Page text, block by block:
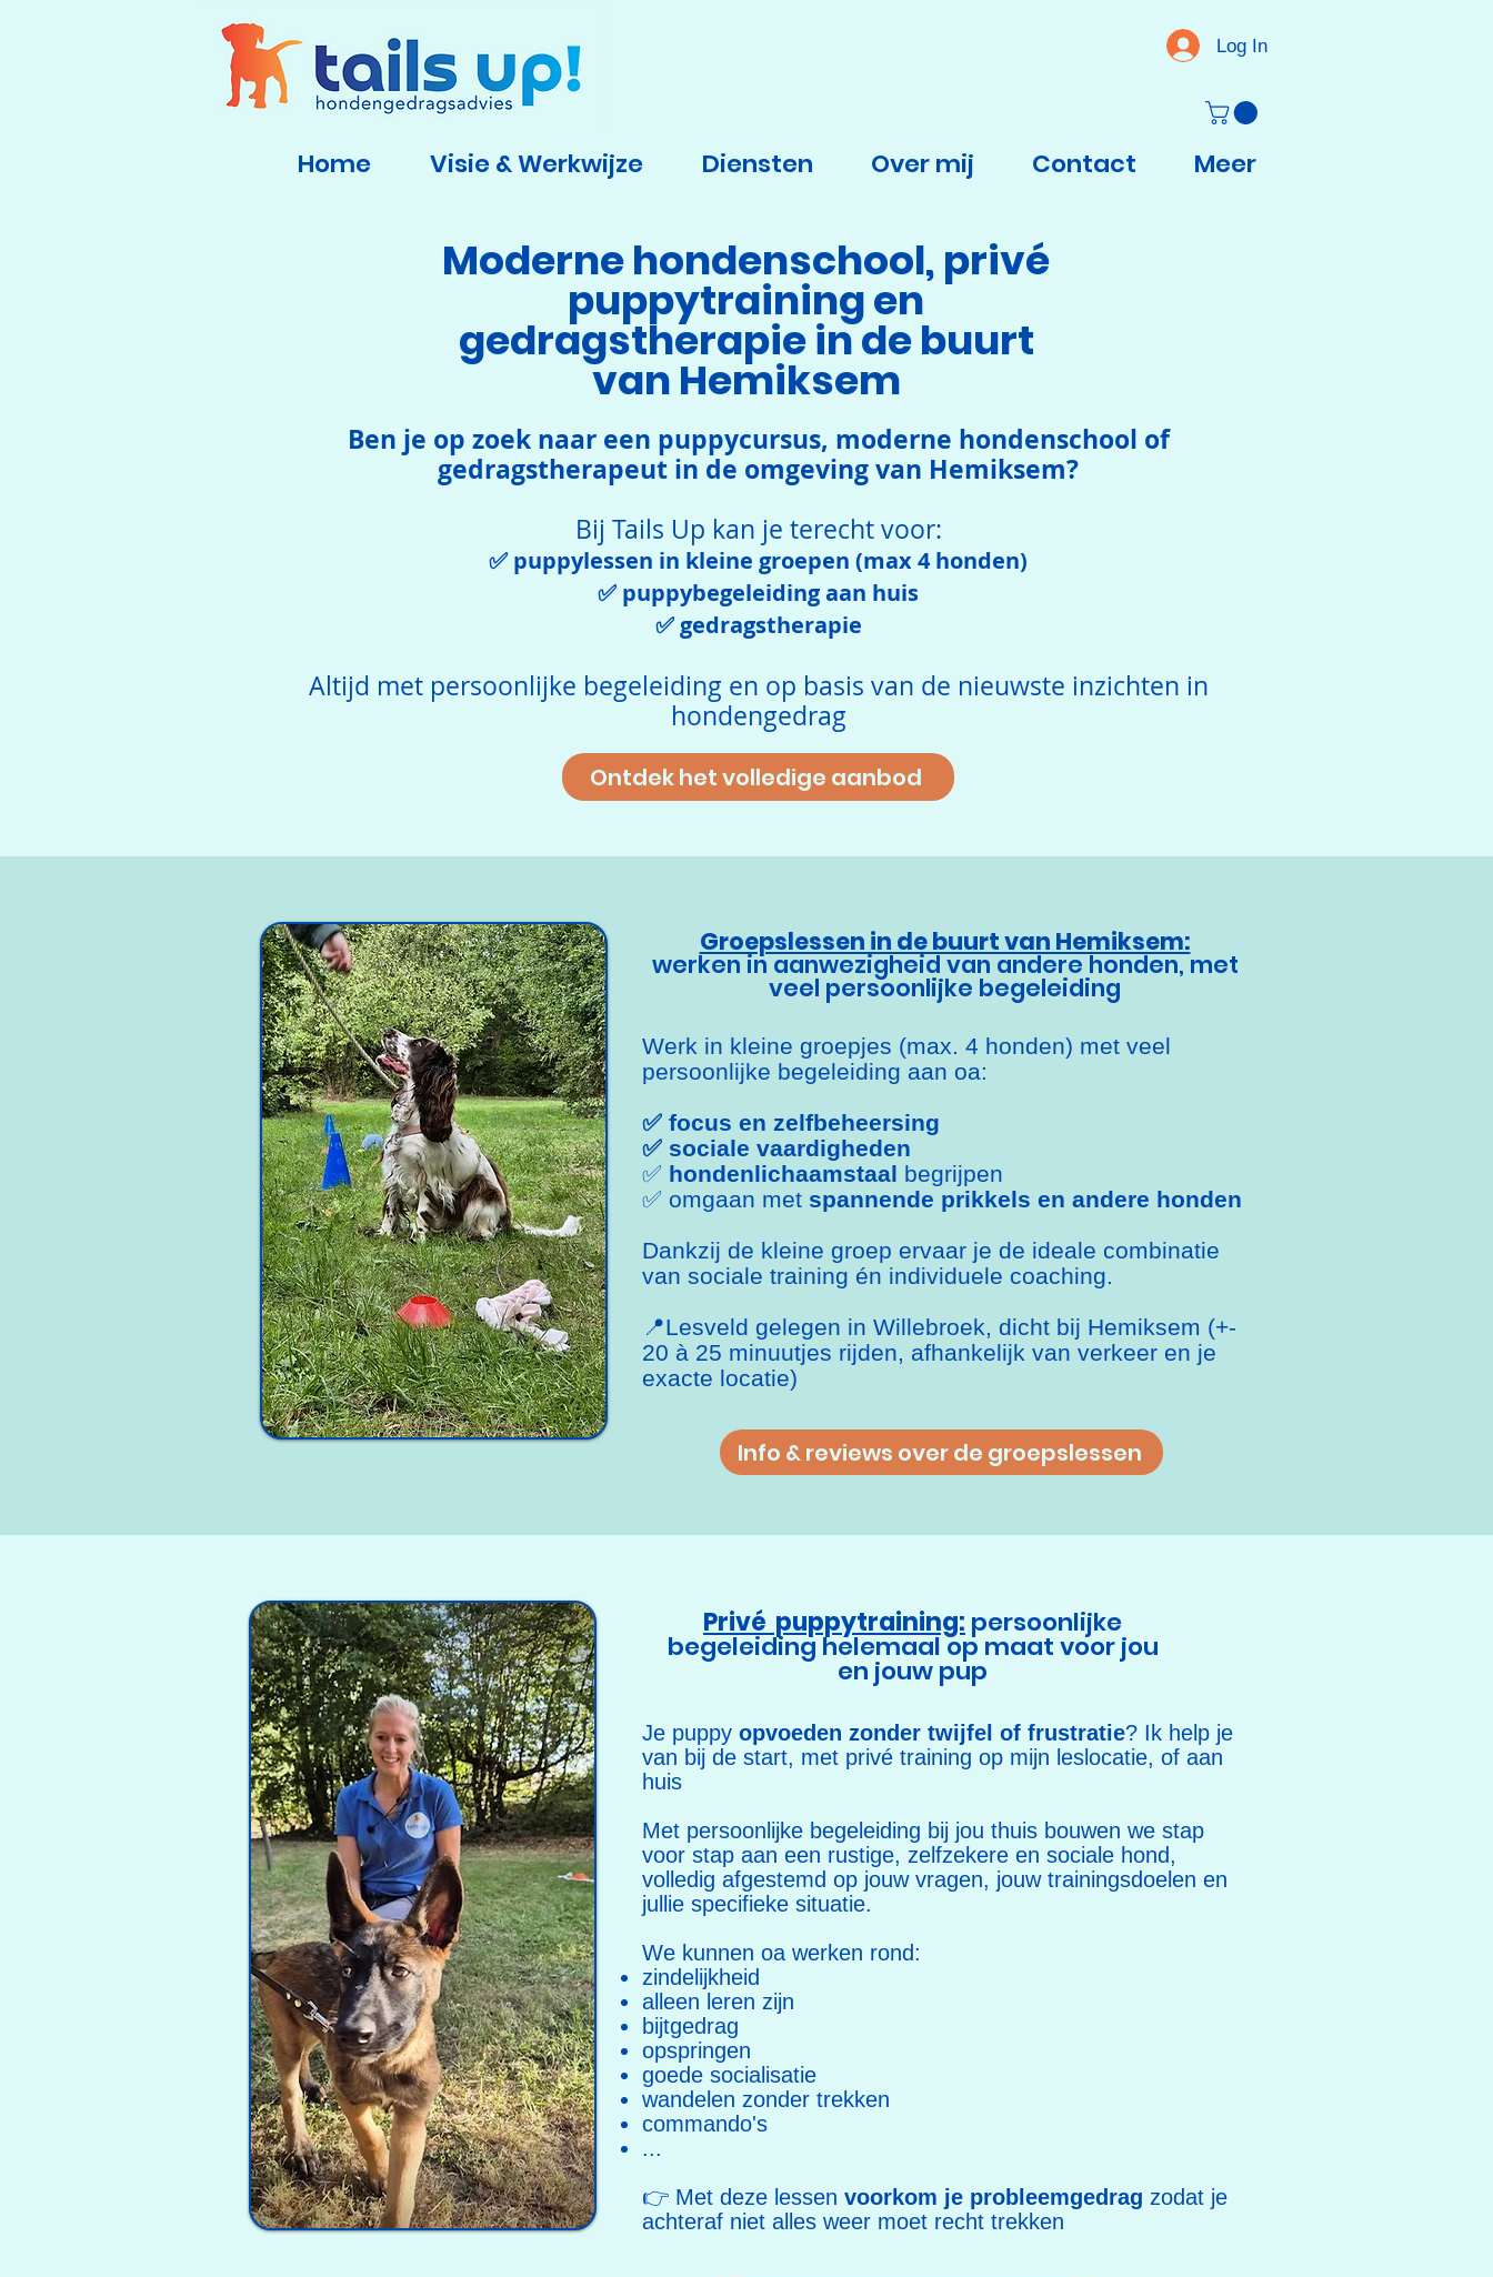
Log In
Home Visie & Werkwijze Diensten Over mij Contact Meer
Moderne hondenschool, privé
puppytraining en
gedragstherapie in de buurt
van Hemiksem
Ben je op zoek naar een puppycursus, moderne hondenschool of
gedragstherapeut in de omgeving van Hemiksem?
Bij Tails Up kan je terecht voor:
✅ puppylessen in kleine groepen (max 4 honden)
✅ puppybegeleiding aan huis
✅ gedragstherapie
Altijd met persoonlijke begeleiding en op basis van de nieuwste inzichten in
hondengedrag
Ontdek het volledige aanbod
Groepslessen in de buurt van Hemiksem:
werken in aanwezigheid van andere honden, met
veel persoonlijke begeleiding
Werk in kleine groepjes (max. 4 honden) met veel
persoonlijke begeleiding aan oa:
✅ focus en zelfbeheersing
✅ sociale vaardigheden
✅ hondenlichaamstaal begrijpen
✅ omgaan met spannende prikkels en andere honden
Dankzij de kleine groep ervaar je de ideale combinatie
van sociale training én individuele coaching.
📍Lesveld gelegen in Willebroek, dicht bij Hemiksem (+-
20 à 25 minuutjes rijden, afhankelijk van verkeer en je
exacte locatie)
Info & reviews over de groepslessen
Privé puppytraining: persoonlijke
begeleiding helemaal op maat voor jou
en jouw pup
Je puppy opvoeden zonder twijfel of frustratie? Ik help je
van bij de start, met privé training op mijn leslocatie, of aan
huis
Met persoonlijke begeleiding bij jou thuis bouwen we stap
voor stap aan een rustige, zelfzekere en sociale hond,
volledig afgestemd op jouw vragen, jouw trainingsdoelen en
jullie specifieke situatie.
We kunnen oa werken rond:
zindelijkheid
alleen leren zijn
bijtgedrag
opspringen
goede socialisatie
wandelen zonder trekken
commando's
...​
👉 Met deze lessen voorkom je probleemgedrag zodat je
achteraf niet alles weer moet recht trekken